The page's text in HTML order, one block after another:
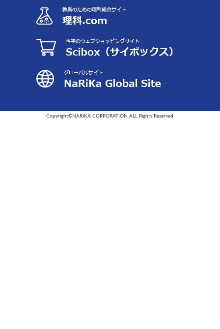
Copyright©NARIKA CORPORATION ALL Rights Reserved.